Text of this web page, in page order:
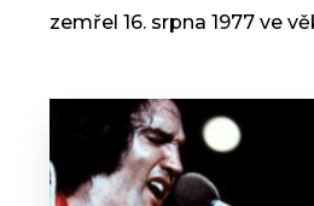
zemřel 16. srpna 1977 ve